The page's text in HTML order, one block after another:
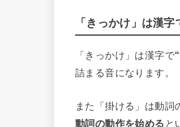
「きっかけ」は漢字
「きっかけ」は漢字で
詰まる音になります。
また「掛ける」は動詞
動詞の動作を始める と